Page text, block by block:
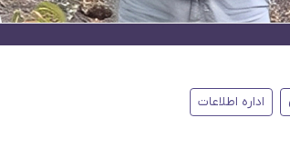
اداره اطلاعات